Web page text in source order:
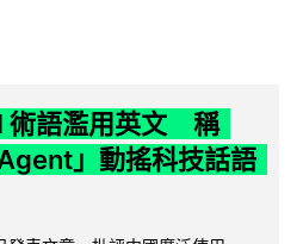
術語濫用英文 稱
」動搖科技話語